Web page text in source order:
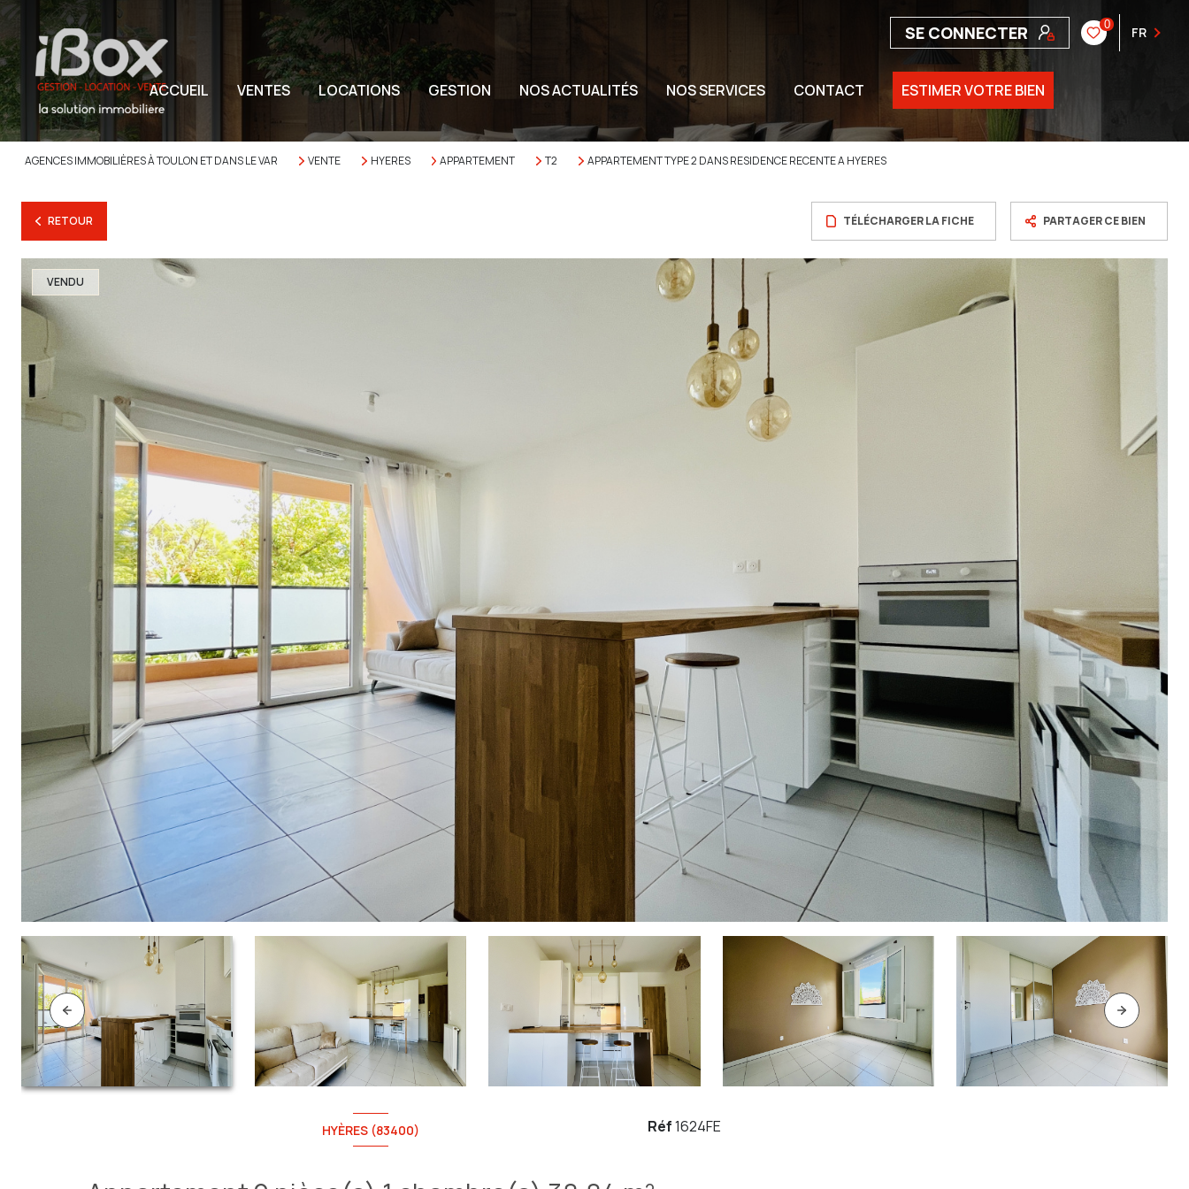
SE CONNECTER 0 FR
ACCUEIL VENTES LOCATIONS GESTION NOS ACTUALITÉS NOS SERVICES CONTACT ESTIMER VOTRE BIEN
AGENCES IMMOBILIÈRES À TOULON ET DANS LE VAR VENTE HYERES APPARTEMENT T2 APPARTEMENT TYPE 2 DANS RESIDENCE RECENTE A HYERES
RETOUR TÉLÉCHARGER LA FICHE PARTAGER CE BIEN
VENDU
HYÈRES (83400) Réf1624FE